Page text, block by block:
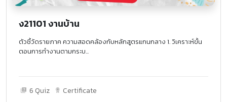
ง21101 งานบ้าน
ตัวชี้วัดรายภาค ความสอดคล้องกับหลักสูตรแกนกลาง 1. วิเคราะห์ขั้น
ตอนการทำงานตามกระบ...
6 Quiz Certificate